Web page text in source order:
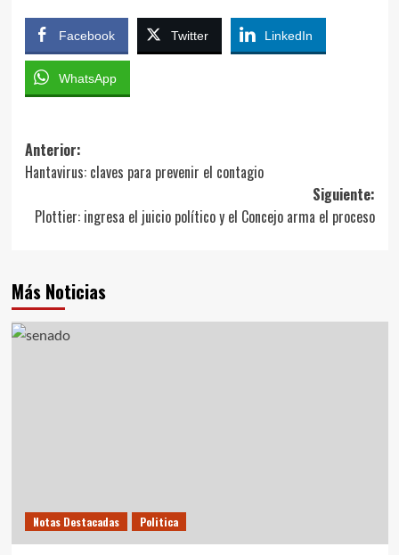
Facebook Twitter LinkedIn
WhatsApp
Navegación
de
entradas
Anterior:
Hantavirus: claves para prevenir el contagio
Siguiente:
Plottier: ingresa el juicio político y el Concejo arma el proceso
Más Noticias
Notas Destacadas Politica